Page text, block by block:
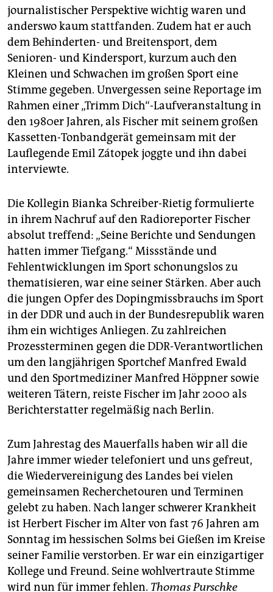
journalistischer Perspektive wichtig waren und
anderswo kaum stattfanden. Zudem hat er auch
dem Behinderten- und Breitensport, dem
Senioren- und Kindersport, kurzum auch den
Kleinen und Schwachen im großen Sport eine
Stimme gegeben. Unvergessen seine Reportage im
Rahmen einer „Trimm Dich“-Laufveranstaltung in
den 1980er Jahren, als Fischer mit seinem großen
Kassetten-Tonbandgerät gemeinsam mit der
Lauflegende Emil Zátopek joggte und ihn dabei
interviewte.
Die Kollegin Bianka Schreiber-Rietig formulierte
in ihrem Nachruf auf den Radioreporter Fischer
absolut treffend: „Seine Berichte und Sendungen
hatten immer Tiefgang.“ Missstände und
Fehlentwicklungen im Sport schonungslos zu
thematisieren, war eine seiner Stärken. Aber auch
die jungen Opfer des Dopingmissbrauchs im Sport
in der DDR und auch in der Bundesrepublik waren
ihm ein wichtiges Anliegen. Zu zahlreichen
Prozessterminen gegen die DDR-Verantwortlichen
um den langjährigen Sportchef Manfred Ewald
und den Sportmediziner Manfred Höppner sowie
weiteren Tätern, reiste Fischer im Jahr 2000 als
Berichterstatter regelmäßig nach Berlin.
Zum Jahrestag des Mauerfalls haben wir all die
Jahre immer wieder telefoniert und uns gefreut,
die Wiedervereinigung des Landes bei vielen
gemeinsamen Recherchetouren und Terminen
gelebt zu haben. Nach langer schwerer Krankheit
ist Herbert Fischer im Alter von fast 76 Jahren am
Sonntag im hessischen Solms bei Gießen im Kreise
seiner Familie verstorben. Er war ein einzigartiger
Kollege und Freund. Seine wohlvertraute Stimme
wird nun für immer fehlen. Thomas Purschke